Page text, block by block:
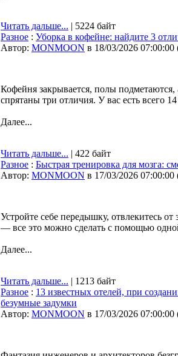
Читать дальше... | 5224 байт
Разное : Уборка в кофейне: найдите 3
Автор: MONMOON в 18/03/2026 07:00:00
Кофейня закрывается, полы
спрятаны три отличия. У вас есть всего
Далее...
Читать дальше... | 422 байт
Разное : Быстрая тренировка для мозга:
Автор: MONMOON в 17/03/2026 07:00:00
Устройте себе передышку, отвлекитесь
— все это можно сделать с помощью
Далее...
Читать дальше... | 1213 байт
Разное : 13 известных отелей, при
безумные задумки
Автор: MONMOON в 17/03/2026 07:00:00